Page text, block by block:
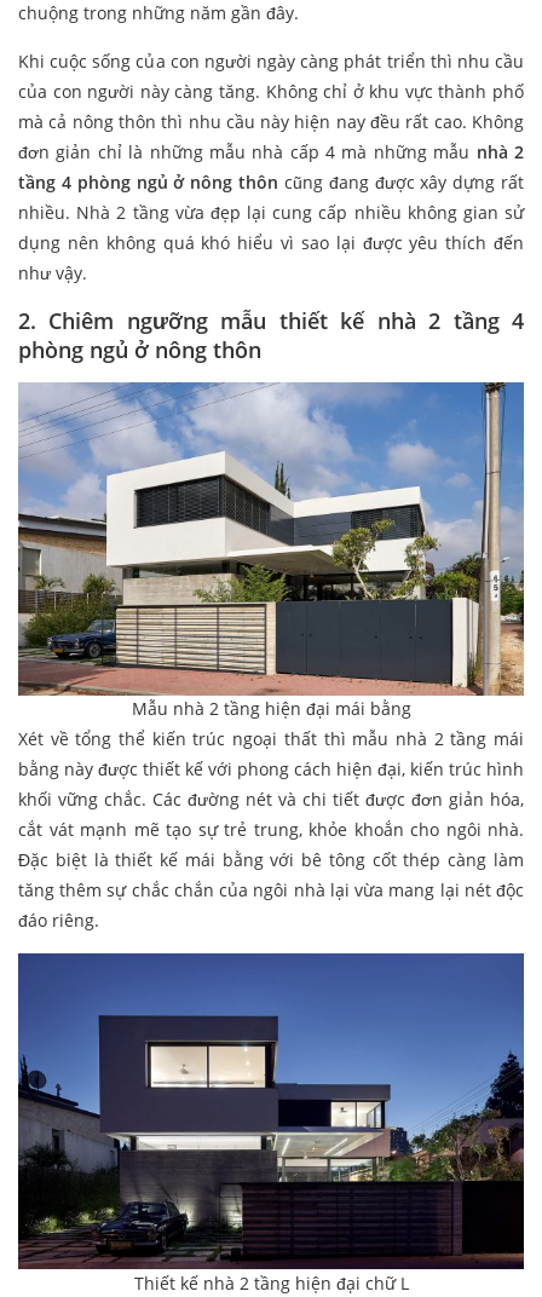
chuộng trong những năm gần đây.
Khi cuộc sống của con người ngày càng phát triển thì nhu cầu
của con người này càng tăng. Không chỉ ở khu vực thành phố
mà cả nông thôn thì nhu cầu này hiện nay đều rất cao. Không
đơn giản chỉ là những mẫu nhà cấp 4 mà những mẫu nhà 2
tầng 4 phòng ngủ ở nông thôn cũng đang được xây dựng rất
nhiều. Nhà 2 tầng vừa đẹp lại cung cấp nhiều không gian sử
dụng nên không quá khó hiểu vì sao lại được yêu thích đến
như vậy.
2. Chiêm ngưỡng mẫu thiết kế nhà 2 tầng 4
phòng ngủ ở nông thôn
Mẫu nhà 2 tầng hiện đại mái bằng
Xét về tổng thể kiến trúc ngoại thất thì mẫu nhà 2 tầng mái
bằng này được thiết kế với phong cách hiện đại, kiến trúc hình
khối vững chắc. Các đường nét và chi tiết được đơn giản hóa,
cắt vát mạnh mẽ tạo sự trẻ trung, khỏe khoắn cho ngôi nhà.
Đặc biệt là thiết kế mái bằng với bê tông cốt thép càng làm
tăng thêm sự chắc chắn của ngôi nhà lại vừa mang lại nét độc
đáo riêng.
Thiết kế nhà 2 tầng hiện đại chữ L